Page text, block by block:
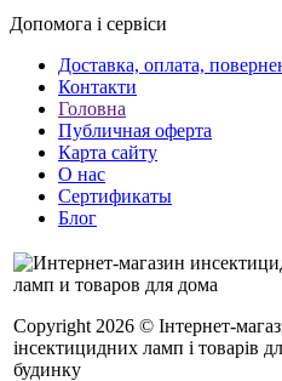
Допомога і сервіси
Доставка, оплата,
Контакти
Головна
Публичная оферта
Карта сайту
О нас
Сертификаты
Блог
Copyright 2026 © Інтернет-
інсектицидних ламп і товарів
будинку